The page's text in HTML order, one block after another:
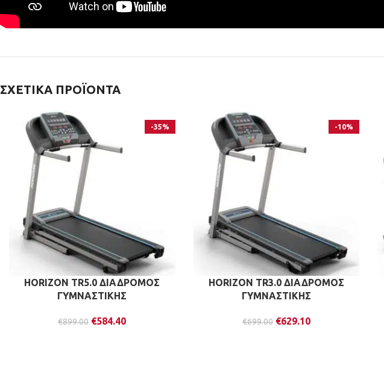
ΣΧΕΤΙΚΆ ΠΡΟΪΌΝΤΑ
-35%
HORIZON TR5.0 ΔΙΑΔΡΟΜΟΣ
ΓΥΜΝΑΣΤΙΚΗΣ
€899.00 €584.40
-10%
HORIZON TR3.0 ΔΙΑΔΡΟΜΟΣ
ΓΥΜΝΑΣΤΙΚΗΣ
€699.00 €629.10